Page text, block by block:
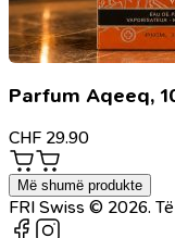
Parfum Aqeeq,
CHF 29.90
Më shumë produkte
FRI Swiss © 2026.